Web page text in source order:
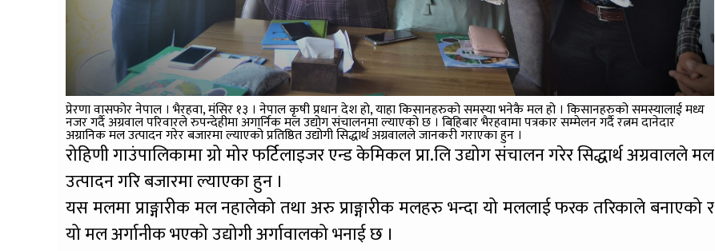
प्रेरणा वासफोर नेपाल । भैरहवा, मंसिर १३ । नेपाल कृषी प्रधान देश हो, याहा किसानहरुको समस्या भनेकै मल हो । किसानहरुको समस्यालाई मध्य
नजर गर्दै अग्रवाल परिवारले रुपन्देहीमा अगार्निक मल उद्योग संचालनमा ल्याएको छ । बिहिबार भैरहवामा पत्रकार सम्मेलन गर्दै रत्नम दानेदार
अग्रानिक मल उत्पादन गरेर बजारमा ल्याएको प्रतिष्ठित उद्योगी सिद्धार्थ अग्रवालले जानकरी गराएका हुन ।
रोहिणी गाउंपालिकामा ग्रो मोर फर्टिलाइजर एन्ड केमिकल प्रा.लि उद्योग संचालन गरेर सिद्धार्थ अग्रवालले मल
उत्पादन गरि बजारमा ल्याएका हुन ।
यस मलमा प्राङ्गारीक मल नहालेको तथा अरु प्राङ्गारीक मलहरु भन्दा यो मललाई फरक तरिकाले बनाएको र
यो मल अर्गानीक भएको उद्योगी अर्गावालको भनाई छ ।